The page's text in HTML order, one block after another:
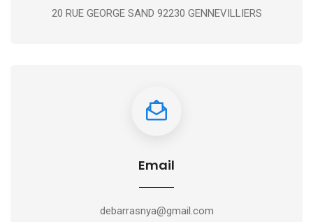
20 RUE GEORGE SAND 92230 GENNEVILLIERS
Email
debarrasnya@gmail.com